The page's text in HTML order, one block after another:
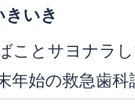
きいき
ことサヨナラ
年始の救急歯科